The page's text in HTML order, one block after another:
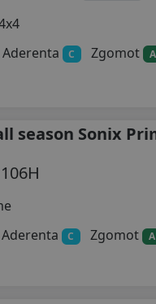
Aderenta C Zgomot A
season Sonix
Aderenta C Zgomot A